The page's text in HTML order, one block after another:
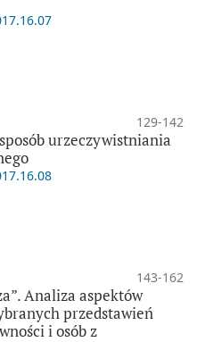
129-142
urzeczywistniania
143-162
Analiza aspektów
przedstawień
i osób z